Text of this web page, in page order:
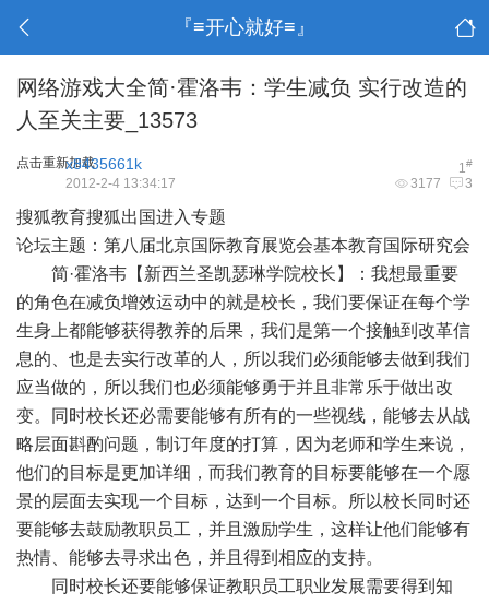
『≡开心就好≡』
网络游戏大全简·霍洛韦：学生减负 实行改造的
人至关主要_13573
点击重新加载 1#
x8435661k
3177 3
2012-2-4 13:34:17
搜狐教育搜狐出国进入专题
论坛主题：第八届北京国际教育展览会基本教育国际研究会
简·霍洛韦【新西兰圣凯瑟琳学院校长】：我想最重要
的角色在减负增效运动中的就是校长，我们要保证在每个学
生身上都能够获得教养的后果，我们是第一个接触到改革信
息的、也是去实行改革的人，所以我们必须能够去做到我们
应当做的，所以我们也必须能够勇于并且非常乐于做出改
变。同时校长还必需要能够有所有的一些视线，能够去从战
略层面斟酌问题，制订年度的打算，因为老师和学生来说，
他们的目标是更加详细，而我们教育的目标要能够在一个愿
景的层面去实现一个目标，达到一个目标。所以校长同时还
要能够去鼓励教职员工，并且激励学生，这样让他们能够有
热情、能够去寻求出色，并且得到相应的支持。
同时校长还要能够保证教职员工职业发展需要得到知